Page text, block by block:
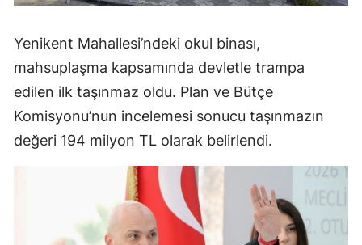
Yenikent Mahallesi’ndeki okul binası,
mahsuplaşma kapsamında devletle trampa
edilen ilk taşınmaz oldu. Plan ve Bütçe
Komisyonu’nun incelemesi sonucu taşınmazın
değeri 194 milyon TL olarak belirlendi.